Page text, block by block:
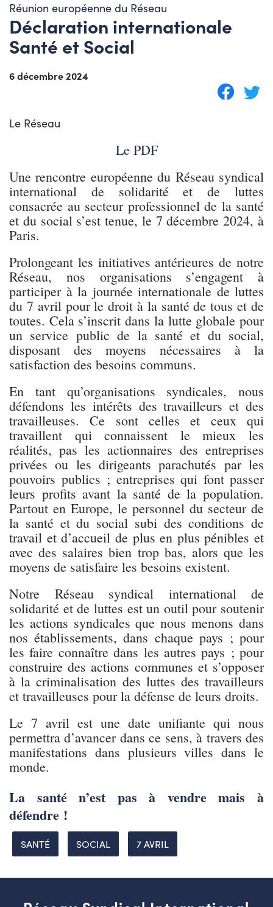
Réunion européenne du Réseau
Déclaration internationale
Santé et Social
6 décembre 2024
Le Réseau
Le PDF
Une rencontre européenne du Réseau syndical
international de solidarité et de luttes
consacrée au secteur professionnel de la santé
et du social s’est tenue, le 7 décembre 2024, à
Paris.
Prolongeant les initiatives antérieures de notre
Réseau, nos organisations s’engagent à
participer à la journée internationale de luttes
du 7 avril pour le droit à la santé de tous et de
toutes. Cela s’inscrit dans la lutte globale pour
un service public de la santé et du social,
disposant des moyens nécessaires à la
satisfaction des besoins communs.
En tant qu’organisations syndicales, nous
défendons les intérêts des travailleurs et des
travailleuses. Ce sont celles et ceux qui
travaillent qui connaissent le mieux les
réalités, pas les actionnaires des entreprises
privées ou les dirigeants parachutés par les
pouvoirs publics ; entreprises qui font passer
leurs profits avant la santé de la population.
Partout en Europe, le personnel du secteur de
la santé et du social subi des conditions de
travail et d’accueil de plus en plus pénibles et
avec des salaires bien trop bas, alors que les
moyens de satisfaire les besoins existent.
Notre Réseau syndical international de
solidarité et de luttes est un outil pour soutenir
les actions syndicales que nous menons dans
nos établissements, dans chaque pays ; pour
les faire connaître dans les autres pays ; pour
construire des actions communes et s’opposer
à la criminalisation des luttes des travailleurs
et travailleuses pour la défense de leurs droits.
Le 7 avril est une date unifiante qui nous
permettra d’avancer dans ce sens, à travers des
manifestations dans plusieurs villes dans le
monde.
La santé n’est pas à vendre mais à
défendre !
SANTÉ SOCIAL 7 AVRIL